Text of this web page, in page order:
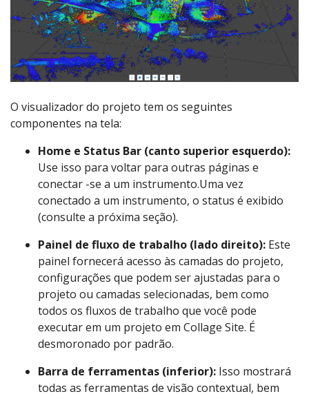
O visualizador do projeto tem os seguintes
componentes na tela:
Home e Status Bar (canto superior esquerdo):
Use isso para voltar para outras páginas e
conectar -se a um instrumento.Uma vez
conectado a um instrumento, o status é exibido
(consulte a próxima seção).
Painel de fluxo de trabalho (lado direito): Este
painel fornecerá acesso às camadas do projeto,
configurações que podem ser ajustadas para o
projeto ou camadas selecionadas, bem como
todos os fluxos de trabalho que você pode
executar em um projeto em Collage Site. É
desmoronado por padrão.
Barra de ferramentas (inferior): Isso mostrará
todas as ferramentas de visão contextual, bem